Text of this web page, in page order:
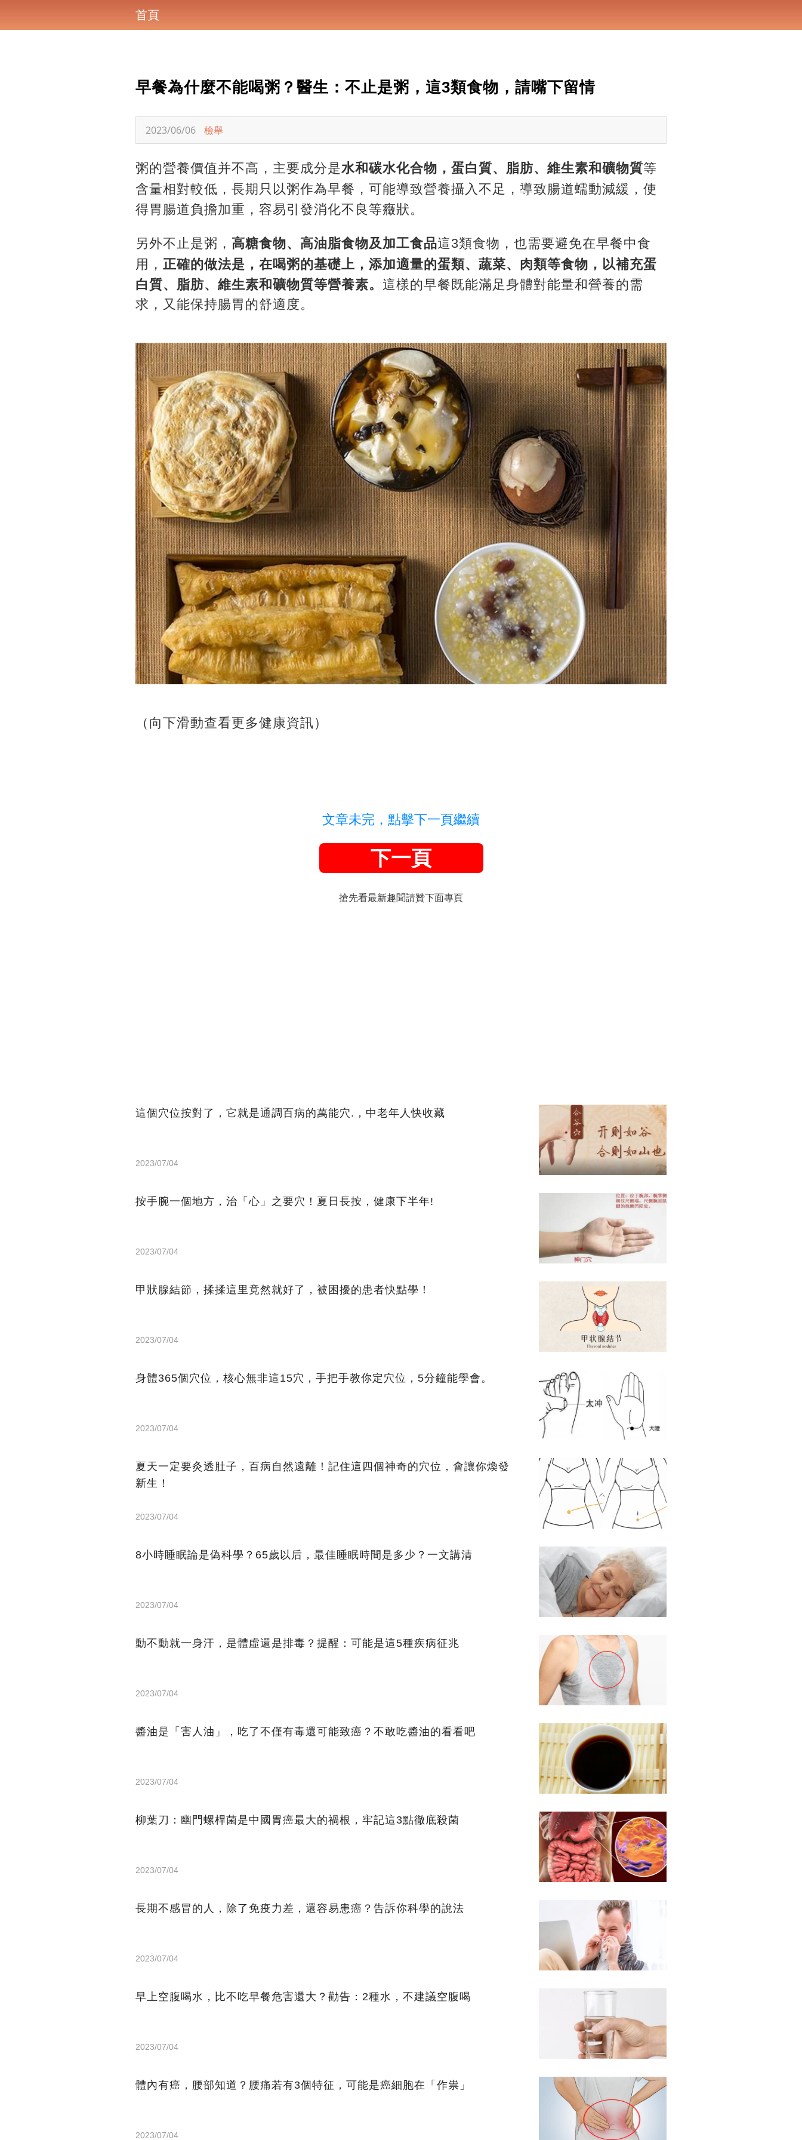
首頁
早餐為什麼不能喝粥？醫生：不止是粥，這3類食物，請嘴下留情
2023/06/06 檢舉
粥的營養價值并不高，主要成分是水和碳水化合物，蛋白質、脂肪、維生素和礦物質等
含量相對較低，長期只以粥作為早餐，可能導致營養攝入不足，導致腸道蠕動減緩， 使
得胃腸道負擔加重，容易引發消化不良等癥狀。
另外不止是粥， 高糖食物、高油脂食物及加工食品這3類食物，也需要避免在早餐中食
用， 正確的做法是，在喝粥的基礎上，添加適量的蛋類、蔬菜、肉類等食物， 以補充蛋
白質、脂肪、維生素和礦物質等營養素。 這樣的早餐既能滿足身體對能量和營養的需
求，又能保持腸胃的舒適度。
（向下滑動查看更多健康資訊）
文章未完，點擊下一頁繼續
下一頁
搶先看最新趣聞請贊下面專頁
這個穴位按對了，它就是通調百病的萬能穴.，中老年人快收藏
2023/07/04
按手腕一個地方，治「心」之要穴！夏日長按，健康下半年!
2023/07/04
甲狀腺結節，揉揉這里竟然就好了，被困擾的患者快點學！
2023/07/04
身體365個穴位，核心無非這15穴，手把手教你定穴位，5分鐘能學會。
2023/07/04
夏天一定要灸透肚子，百病自然遠離！記住這四個神奇的穴位，會讓你煥發
新生！
2023/07/04
8小時睡眠論是偽科學？65歲以后，最佳睡眠時間是多少？一文講清
2023/07/04
動不動就一身汗，是體虛還是排毒？提醒：可能是這5種疾病征兆
2023/07/04
醬油是「害人油」，吃了不僅有毒還可能致癌？不敢吃醬油的看看吧
2023/07/04
柳葉刀：幽門螺桿菌是中國胃癌最大的禍根，牢記這3點徹底殺菌
2023/07/04
長期不感冒的人，除了免疫力差，還容易患癌？告訴你科學的說法
2023/07/04
早上空腹喝水，比不吃早餐危害還大？勸告：2種水，不建議空腹喝
2023/07/04
體內有癌，腰部知道？腰痛若有3個特征，可能是癌細胞在「作祟」
2023/07/04